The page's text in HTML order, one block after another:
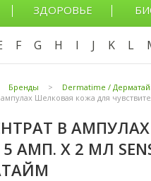
ЗДОРОВЬЕ
F G H I J K L
Бренды > Dermatime /
Шелковая кожа для
В
АМП. X 2 МЛ